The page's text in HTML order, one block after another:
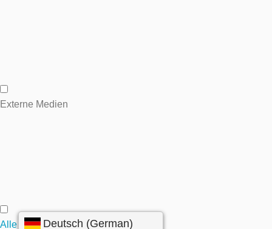
Analytische Cookies
Externe Medien
Externe Medien
Alle annehmen